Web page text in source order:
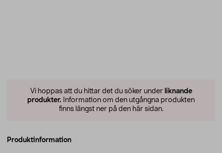
Vi hoppas att du hittar det du söker under liknande
produkter. Information om den utgångna produkten
finns längst ner på den här sidan.
Produktinformation